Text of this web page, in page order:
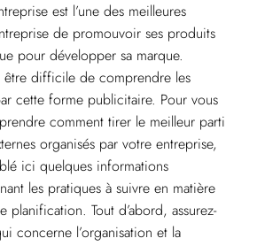
est l’une des meilleures
de promouvoir ses produits
pour développer sa marque.
difficile de comprendre les
cette forme publicitaire. Pour vous
comment tirer le meilleur parti
organisés par votre entreprise,
ici quelques informations
les pratiques à suivre en matière
planification. Tout d’abord, assurez-
concerne l’organisation et la